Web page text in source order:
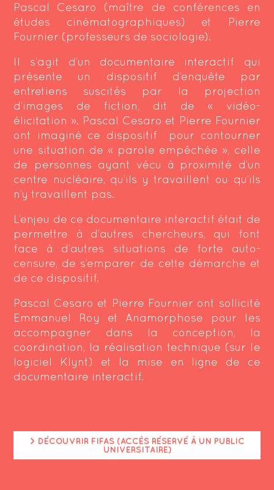
Pascal Cesaro (maître de conférences en
études cinématographiques) et Pierre
Fournier (professeurs de sociologie).
Il s’agit d’un documentaire interactif qui
présente un dispositif d’enquête par
entretiens suscités par la projection
d’images de fiction, dit de « vidéo-
élicitation ». Pascal Cesaro et Pierre Fournier
ont imaginé ce dispositif pour contourner
une situation de « parole empêchée », celle
de personnes ayant vécu à proximité d’un
centre nucléaire, qu’ils y travaillent ou qu’ils
n’y travaillent pas.
L’enjeu de ce documentaire interactif était de
permettre à d’autres chercheurs, qui font
face à d’autres situations de forte auto-
censure, de s’emparer de cette démarche et
de ce dispositif.
Pascal Cesaro et Pierre Fournier ont sollicité
Emmanuel Roy et Anamorphose pour les
accompagner dans la conception, la
coordination, la réalisation technique (sur le
logiciel Klynt) et la mise en ligne de ce
documentaire interactif.
> DÉCOUVRIR FIFAS (ACCÈS RÉSERVÉ À UN PUBLIC
UNIVERSITAIRE)